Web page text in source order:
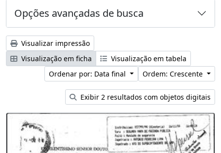
Opções avançadas de busca
Visualizar impressão
Visualização em ficha
Visualização em tabela
Ordenar por: Data final
Ordem: Crescente
Exibir 2 resultados com objetos digitais